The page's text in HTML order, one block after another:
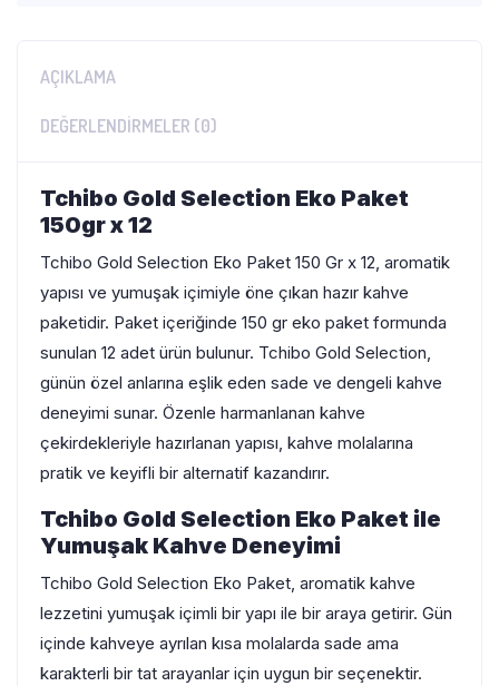
AÇIKLAMA
DEĞERLENDIRMELER (0)
Tchibo Gold Selection Eko Paket
150gr x 12
Tchibo Gold Selection Eko Paket 150 Gr x 12, aromatik
yapısı ve yumuşak içimiyle öne çıkan hazır kahve
paketidir. Paket içeriğinde 150 gr eko paket formunda
sunulan 12 adet ürün bulunur. Tchibo Gold Selection,
günün özel anlarına eşlik eden sade ve dengeli kahve
deneyimi sunar. Özenle harmanlanan kahve
çekirdekleriyle hazırlanan yapısı, kahve molalarına
pratik ve keyifli bir alternatif kazandırır.
Tchibo Gold Selection Eko Paket ile
Yumuşak Kahve Deneyimi
Tchibo Gold Selection Eko Paket, aromatik kahve
lezzetini yumuşak içimli bir yapı ile bir araya getirir. Gün
içinde kahveye ayrılan kısa molalarda sade ama
karakterli bir tat arayanlar için uygun bir seçenektir.